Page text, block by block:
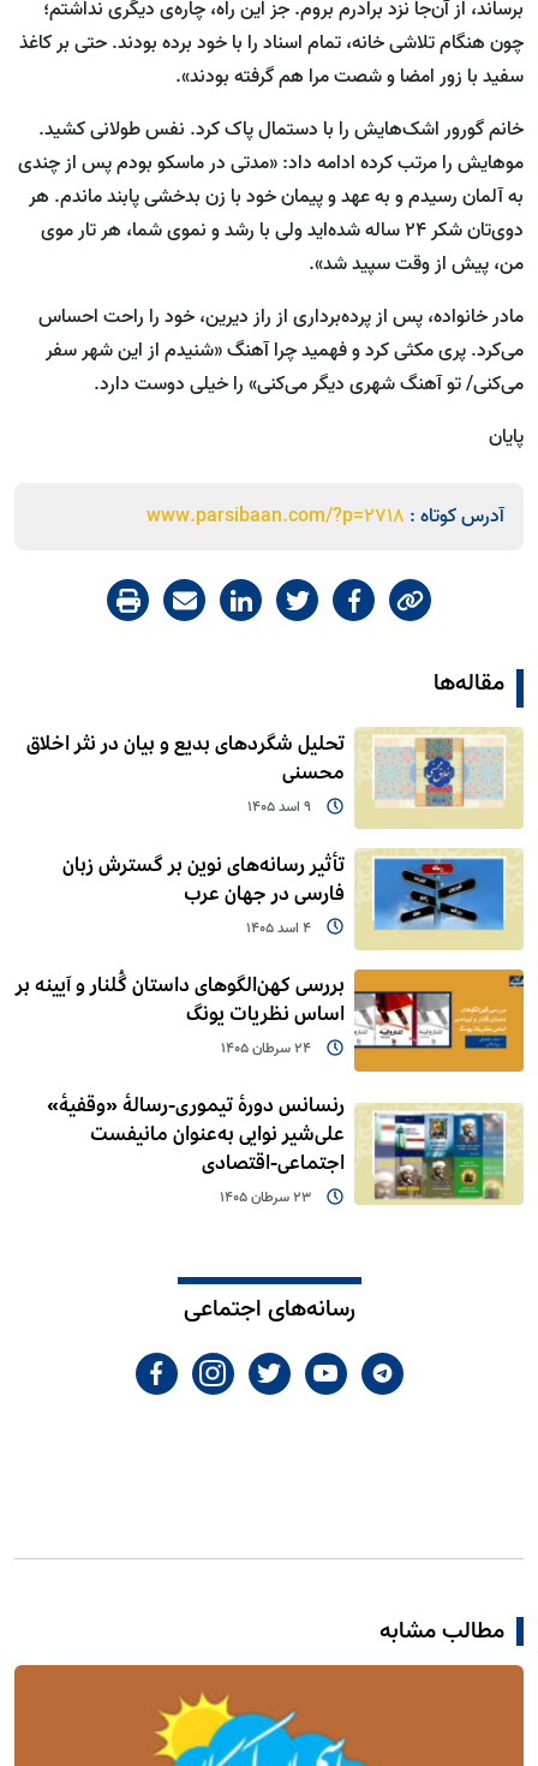
برساند، از آن‌جا نزد برادرم بروم. جز این راه، چاره‌ی دیگری نداشتم؛
چون هنگام تلاشی خانه، تمام اسناد را با خود برده بودند. حتی بر کاغذ
سفید با زور امضا و شصت مرا هم گرفته بودند».
خانم گورور اشک‌هایش را با دستمال پاک کرد. نفس طولانی کشید.
موهایش را مرتب کرده ادامه داد:‌ «مدتی در ماسکو بودم پس از چندی
به آلمان رسیدم و به عهد و پیمان خود با زن بدخشی پابند ماندم. هر
دوی‌تان شکر ۲۴ ساله شده‌اید ولی با رشد و نموی شما، هر تار موی
من، پیش از وقت سپید شد».
مادر خانواده، پس از پرده‌برداری از راز دیرین، خود را راحت احساس
می‌کرد. پری مکثی کرد و فهمید چرا آهنگ «شنیدم از این شهر سفر
می‌کنی/ تو آهنگ شهری دیگر می‌کنی» را خیلی دوست دارد.
پایان
آدرس کوتاه : www.parsibaan.com/?p=2718
مقاله‌ها
تحلیل شگردهای بدیع و بیان در نثر اخلاق
محسنی
9 اسد 1405
تأثیر رسانه‌های نوین بر گسترش زبان
فارسی در جهان عرب
4 اسد 1405
بررسی کهن‌الگوهای داستان گُلنار و آیینه بر
اساس نظریات یونگ
24 سرطان 1405
رنسانس دورۀ تیموری-رسالۀ «وقفیۀ»
علی‌شیر نوایی به‌عنوان مانیفست
اجتماعی-اقتصادی
23 سرطان 1405
رسانه‌های اجتماعی
مطالب مشابه